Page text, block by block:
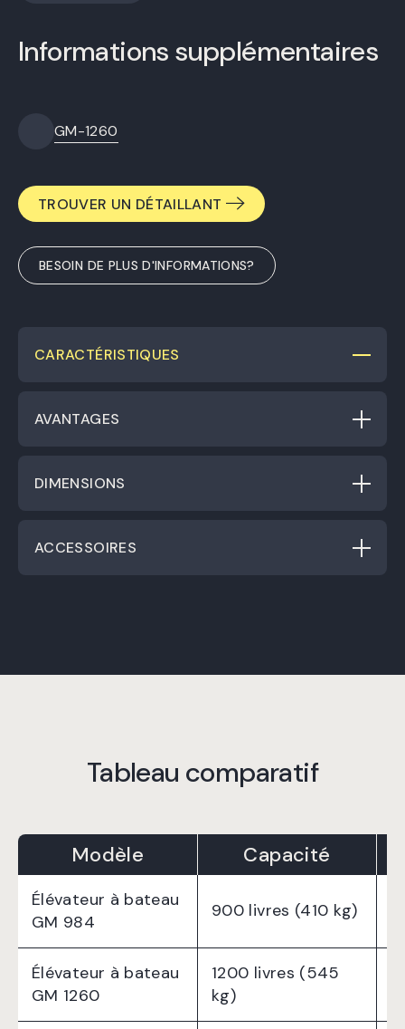
Informations supplémentaires
GM-1260
TROUVER UN DÉTAILLANT
BESOIN DE PLUS D'INFORMATIONS?
CARACTÉRISTIQUES
AVANTAGES
DIMENSIONS
ACCESSOIRES
Tableau comparatif
Modèle Capacité
Élévateur à bateau
GM 984
900 livres (410 kg)
Élévateur à bateau
GM 1260
1200 livres (545
kg)